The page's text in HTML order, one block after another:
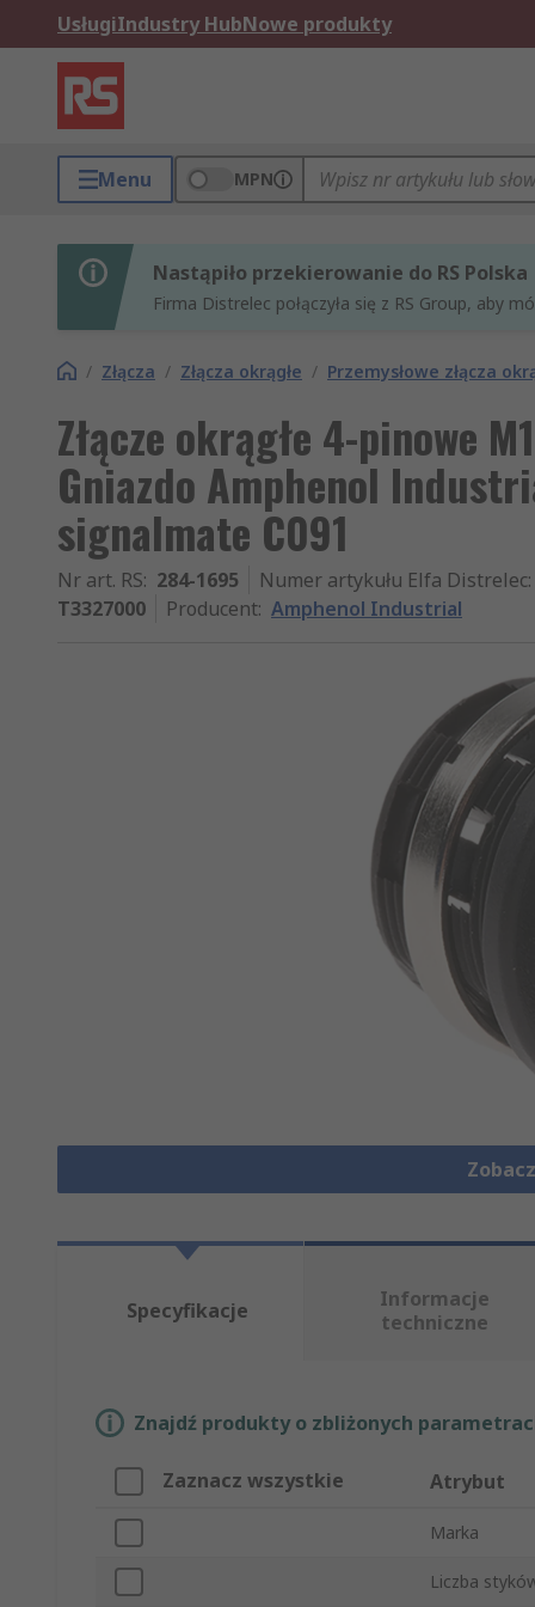
UsługiIndustry HubNowe produkty
Menu MPN
Nastąpiło przekierowanie do RS Polska
Firma Distrelec połączyła się z RS Group, aby
/ Złącza / Złącza okrągłe / Przemysłowe złącza
Złącze okrągłe 4-pinowe
Gniazdo Amphenol
signalmate C091
Nr art. RS: 284-1695 Numer artykułu Elfa Distrelec:
T3327000
Producent: Amphenol Industrial
Specyfikacje
Informacje
techniczne
Znajdź produkty o zbliżonych
Zaznacz wszystkie Atrybut
Marka
Liczba